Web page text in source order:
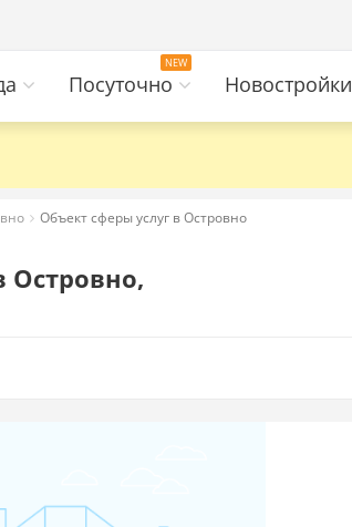
Посуточно Новостройки
Объект сферы услуг в Островно
Островно,